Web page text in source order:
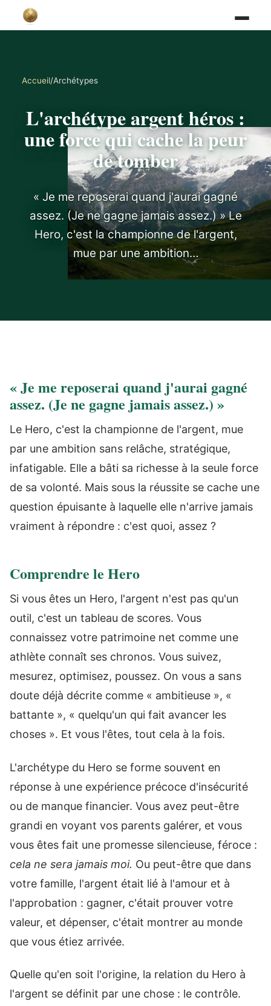
Accueil/Archétypes
L'archétype argent héros :
une force qui cache la peur
de tomber
« Je me reposerai quand j'aurai gagné
assez. (Je ne gagne jamais assez.) » Le
Hero, c'est la championne de l'argent,
mue par une ambition…
« Je me reposerai quand j'aurai gagné
assez. (Je ne gagne jamais assez.) »
Le Hero, c'est la championne de l'argent, mue
par une ambition sans relâche, stratégique,
infatigable. Elle a bâti sa richesse à la seule force
de sa volonté. Mais sous la réussite se cache une
question épuisante à laquelle elle n'arrive jamais
vraiment à répondre : c'est quoi, assez ?
Comprendre le Hero
Si vous êtes un Hero, l'argent n'est pas qu'un
outil, c'est un tableau de scores. Vous
connaissez votre patrimoine net comme une
athlète connaît ses chronos. Vous suivez,
mesurez, optimisez, poussez. On vous a sans
doute déjà décrite comme « ambitieuse », «
battante », « quelqu'un qui fait avancer les
choses ». Et vous l'êtes, tout cela à la fois.
L'archétype du Hero se forme souvent en
réponse à une expérience précoce d'insécurité
ou de manque financier. Vous avez peut-être
grandi en voyant vos parents galérer, et vous
vous êtes fait une promesse silencieuse, féroce :
cela ne sera jamais moi. Ou peut-être que dans
votre famille, l'argent était lié à l'amour et à
l'approbation : gagner, c'était prouver votre
valeur, et dépenser, c'était montrer au monde
que vous étiez arrivée.
Quelle qu'en soit l'origine, la relation du Hero à
l'argent se définit par une chose : le contrôle.